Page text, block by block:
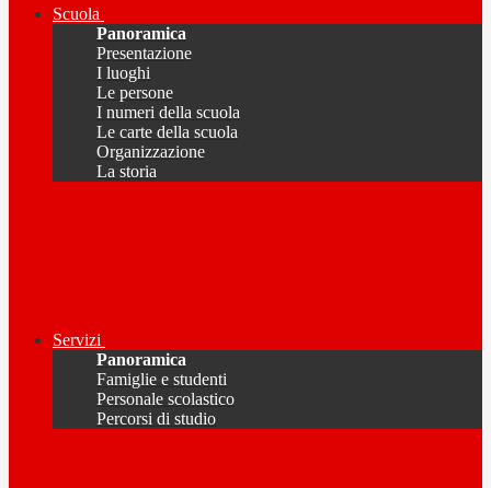
Scuola
Panoramica
Presentazione
I luoghi
Le persone
I numeri della scuola
Le carte della scuola
Organizzazione
La storia
Servizi
Panoramica
Famiglie e studenti
Personale scolastico
Percorsi di studio